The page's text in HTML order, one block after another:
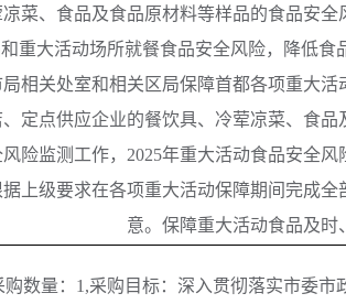
凉菜、食品及食品原材料等样品的食品安
重大活动场所就餐食品安全风险，降低食
局相关处室和相关区局保障首都各项重大
、定点供应企业的餐饮具、冷荤凉菜、食
风险监测工作，2025年重大活动食品安全
据上级要求在各项重大活动保障期间完成
意。保障重大活动食品及时
购数量： 1,采购目标：深入贯彻落实市委市